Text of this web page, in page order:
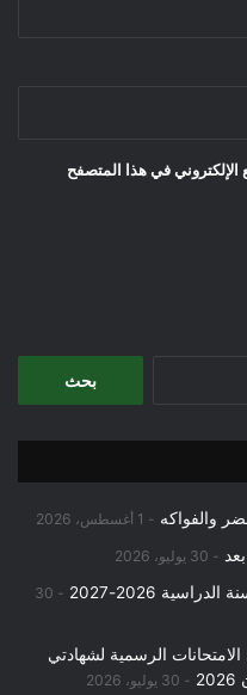
في هذا المتصفح
والفواكه 1 أغسطس، 2026
30 يوليو، 2026
2026-2027
30
الرسمية لشهادتي
30 يوليو، 2026